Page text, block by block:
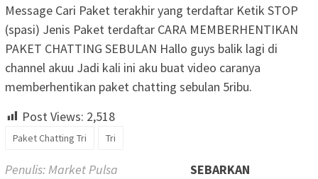
Message Cari Paket terakhir yang terdaftar Ketik STOP
(spasi) Jenis Paket terdaftar CARA MEMBERHENTIKAN
PAKET CHATTING SEBULAN Hallo guys balik lagi di
channel akuu Jadi kali ini aku buat video caranya
memberhentikan paket chatting sebulan 5ribu.
Post Views: 2,518
Paket Chatting Tri Tri
Penulis: Market Pulsa SEBARKAN